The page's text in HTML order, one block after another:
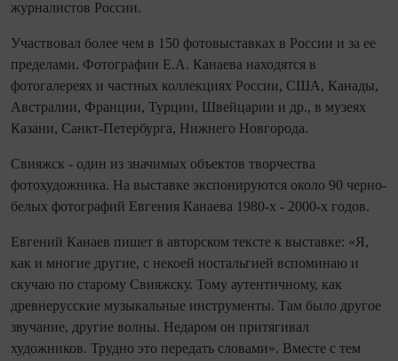
журналистов России.
Участвовал более чем в 150 фотовыставках в России и за ее
пределами. Фотографии Е.А. Канаева находятся в
фотогалереях и частных коллекциях России, США, Канады,
Австралии, Франции, Турции, Швейцарии и др., в музеях
Казани, Санкт-Петербурга, Нижнего Новгорода.
Свияжск - один из значимых объектов творчества
фотохудожника. На выставке экспонируются около 90 черно-
белых фотографий Евгения Канаева 1980-х - 2000-х годов.
Евгений Канаев пишет в авторском тексте к выставке: «Я,
как и многие другие, с некоей ностальгией вспоминаю и
скучаю по старому Свияжску. Тому аутентичному, как
древнерусские музыкальные инструменты. Там было другое
звучание, другие волны. Недаром он притягивал
художников. Трудно это передать словами». Вместе с тем